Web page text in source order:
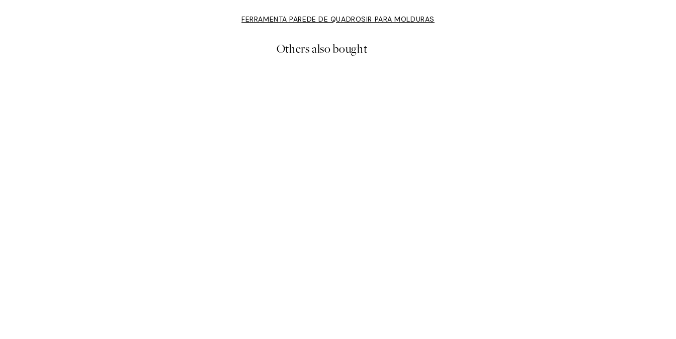
FERRAMENTA PAREDE DE QUADROSIR PARA MOLDURAS
Others also bought